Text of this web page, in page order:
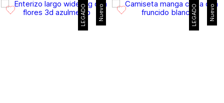
Nuevo
LEGADO Nuevo
LEGADO